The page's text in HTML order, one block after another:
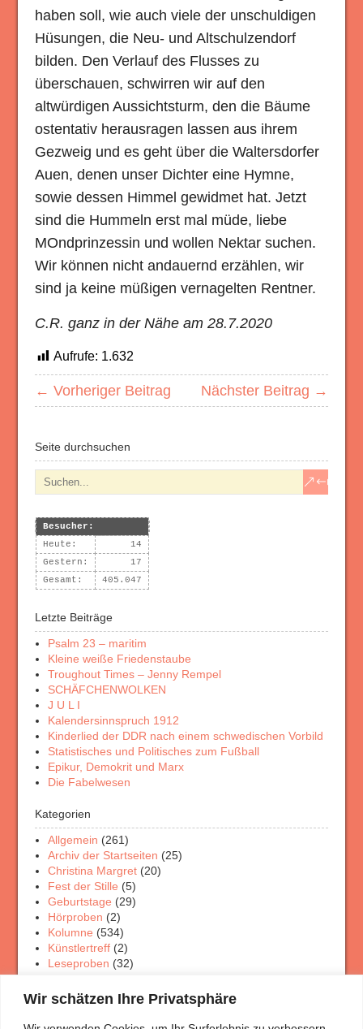
Wir schätzen Ihre Privatsphäre
haben soll, wie auch viele der unschuldigen
Hüsungen, die Neu- und Altschulzendorf
bilden. Den Verlauf des Flusses zu
überschauen, schwirren wir auf den
altwürdigen Aussichtsturm, den die Bäume
ostentativ herausragen lassen aus ihrem
Gezweig und es geht über die Waltersdorfer
Auen, denen unser Dichter eine Hymne,
sowie dessen Himmel gewidmet hat. Jetzt
sind die Hummeln erst mal müde, liebe
MOndprinzessin und wollen Nektar suchen.
Wir können nicht andauernd erzählen, wir
sind ja keine müßigen vernagelten Rentner.
C.R. ganz in der Nähe am 28.7.2020
Aufrufe: 1.632
← Vorheriger Beitrag Nächster Beitrag →
Seite durchsuchen
Besucher:
Heute:
14
Gestern:
17
Gesamt:
405.047
Letzte Beiträge
Psalm 23 – maritim
Kleine weiße Friedenstaube
Troughout Times – Jenny Rempel
SCHÄFCHENWOLKEN
J U L I
Kalendersinnspruch 1912
Kinderlied der DDR nach einem schwedischen Vorbild
Statistisches und Politisches zum Fußball
Epikur, Demokrit und Marx
Die Fabelwesen
Kategorien
Allgemein (261)
Archiv der Startseiten (25)
Christina Margret(20)
Fest der Stille (5)
Geburtstage (29)
Hörproben (2)
Kolumne (534)
Künstlertreff(2)
Leseproben (32)
Porträt Rätsel (12)
Theaterschaffen(3)